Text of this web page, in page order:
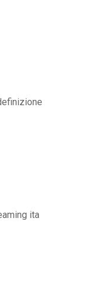
ita